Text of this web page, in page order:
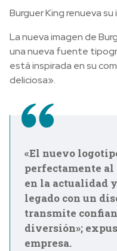
Burguer King renueva su
La nueva imagen de
una nueva fuente
está inspirada en su
deliciosa».
«El nuevo
perfectamente al
en la actualidad
legado con un
transmite
diversión»;
empresa.